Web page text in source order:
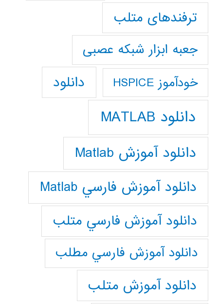
ترفندهای متلب
جعبه ابزار شبکه عصبی
خودآموز HSPICE دانلود
دانلود MATLAB
دانلود آموزش Matlab
دانلود آموزش فارسي Matlab
دانلود آموزش فارسي متلب
دانلود آموزش فارسي مطلب
دانلود آموزش متلب